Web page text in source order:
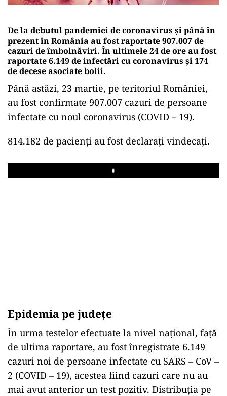
De la debutul pandemiei de coronavirus și până în
prezent în România au fost raportate 907.007 de
cazuri de îmbolnăviri. În ultimele 24 de ore au fost
raportate 6.149 de infectări cu coronavirus și 174
de decese asociate bolii.
Până astăzi, 23 martie, pe teritoriul României,
au fost confirmate 907.007 cazuri de persoane
infectate cu noul coronavirus (COVID – 19).
814.182 de pacienți au fost declarați vindecați.
Play
Epidemia pe județe
În urma testelor efectuate la nivel național, față
de ultima raportare, au fost înregistrate 6.149
cazuri noi de persoane infectate cu SARS – CoV –
2 (COVID – 19), acestea fiind cazuri care nu au
mai avut anterior un test pozitiv. Distribuția pe